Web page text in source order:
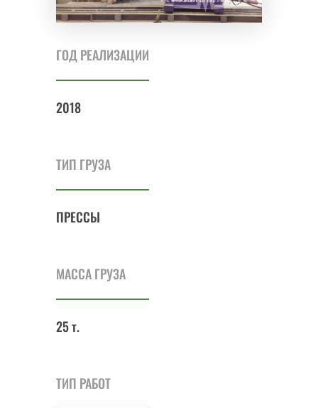
ГОД РЕАЛИЗАЦИИ
2018
ТИП ГРУЗА
ПРЕССЫ
МАССА ГРУЗА
25 т.
ТИП РАБОТ